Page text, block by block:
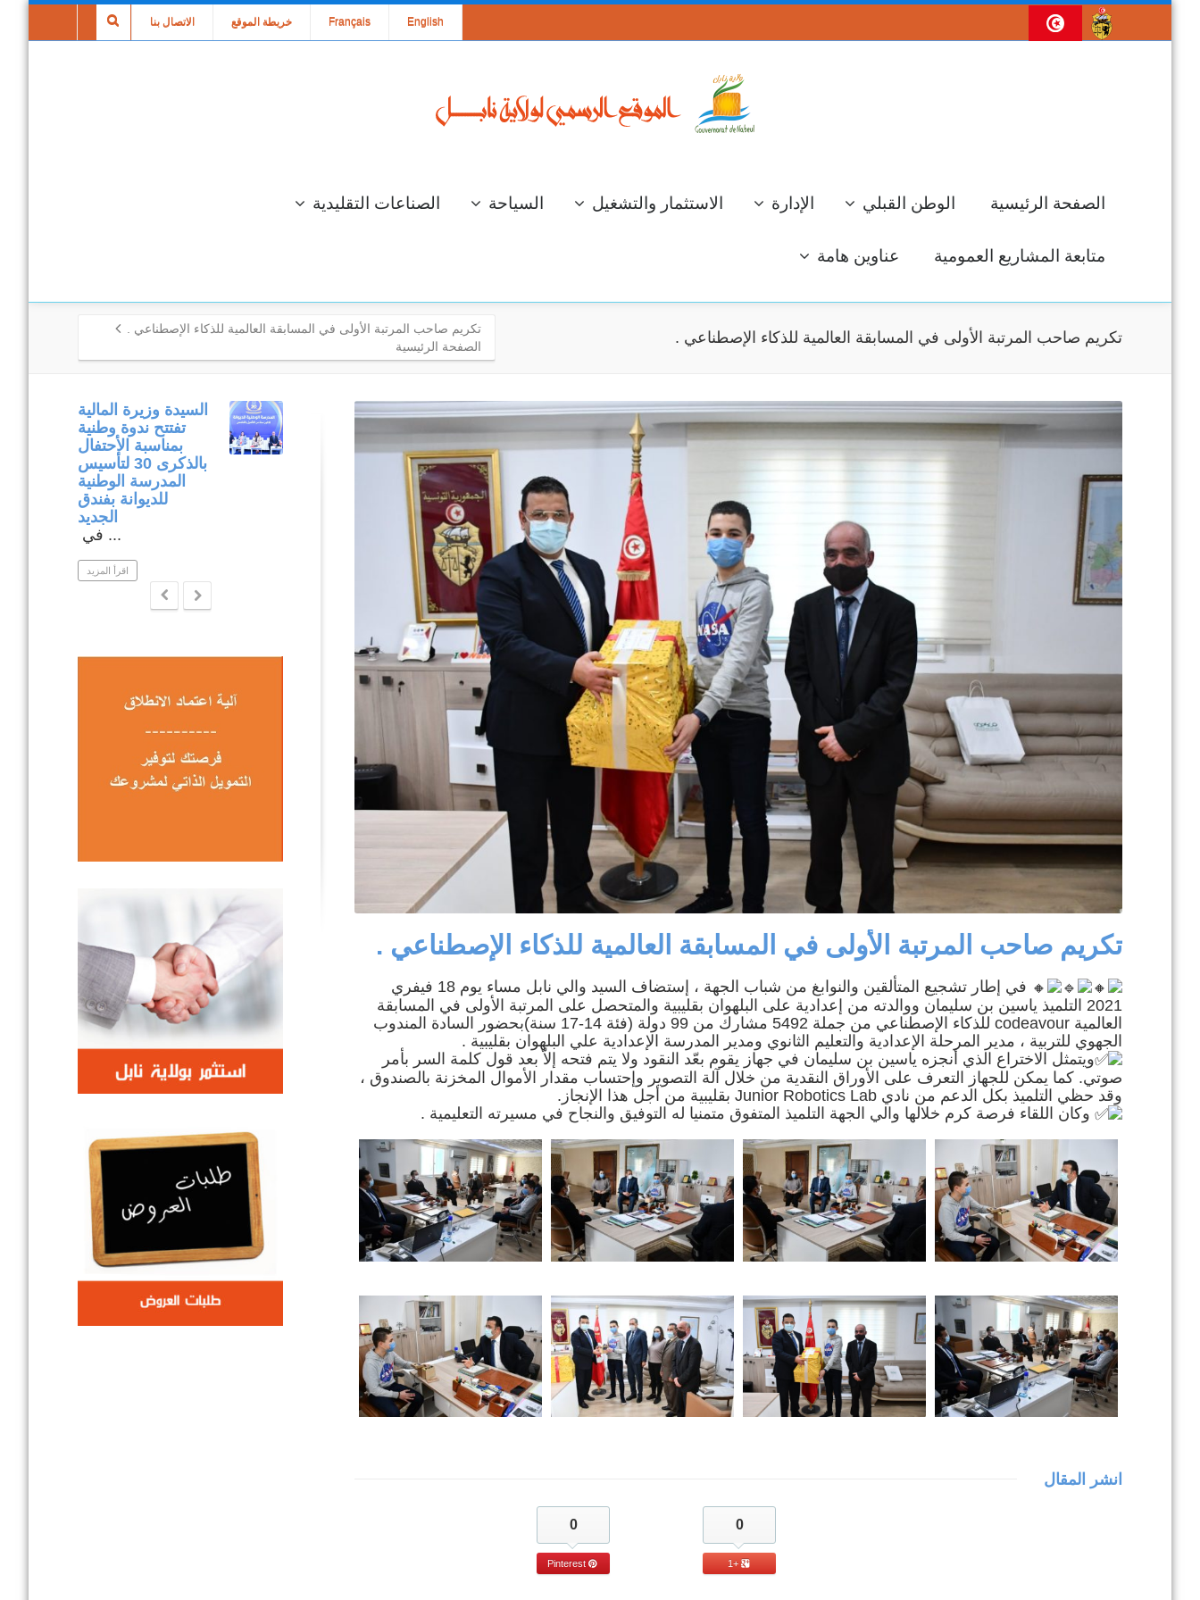
الاتصال بنا خريطة الموقع Français English
الصفحة الرئيسية الوطن القبلي الإدارة الاستثمار والتشغيل السياحة الصناعات التقليدية
متابعة المشاريع العمومية عناوين هامة
تكريم صاحب المرتبة الأولى في المسابقة العالمية للذكاء الإصطناعي .
تكريم صاحب المرتبة الأولى في المسابقة العالمية للذكاء الإصطناعي .
الصفحة الرئيسية
تكريم صاحب المرتبة الأولى في المسابقة العالمية للذكاء الإصطناعي .
في إطار تشجيع المتألقين والنوابغ من شباب الجهة ، إستضاف السيد والي نابل مساء يوم 18 فيفري
2021 التلميذ ياسين بن سليمان ووالدته من إعدادية على البلهوان بقليبية والمتحصل على المرتبة الأولى في المسابقة
العالمية codeavour للذكاء الإصطناعي من جملة 5492 مشارك من 99 دولة (فئة 14-17 سنة)بحضور السادة المندوب
الجهوي للتربية ، مدير المرحلة الإعدادية والتعليم الثانوي ومدير المدرسة الإعدادية علي البلهوان بقليبية .
ويتمثل الاختراع الذي أنجزه ياسين بن سليمان في جهاز يقوم بعّد النقود ولا يتم فتحه إلاّ بعد قول كلمة السر بأمر
صوتي. كما يمكن للجهاز التعرف على الأوراق النقدية من خلال آلة التصوير وإحتساب مقدار الأموال المخزنة بالصندوق ،
وقد حظي التلميذ بكل الدعم من نادي Junior Robotics Lab بقليبية من أجل هذا الإنجاز.
وكان اللقاء فرصة كرم خلالها والي الجهة التلميذ المتفوق متمنيا له التوفيق والنجاح في مسيرته التعليمية .
انشر المقال
0
+1
0
Pinterest
السيدة وزيرة المالية
تفتتح ندوة وطنية
بمناسبة الأحتفال
بالذكرى 30 لتأسيس
المدرسة الوطنية
للديوانة بفندق
الجديد
في ...
اقرأ المزيد
متابعة مكتبية
المشاريع المدرجة
الإستعداد لموسم
جني وتحويل الزيتون
والإحتفال بالعيد
إستعدادا لموسم
جني ...
اقرأ المزيد
جلسة عمل لعرض
مشروع محطة
التحويل الكهربائي
اقرأ المزيد